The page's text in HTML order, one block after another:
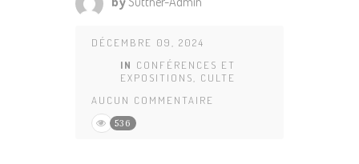
DÉCEMBRE 09, 2024
IN CONFÉRENCES ET
EXPOSITIONS
CULTE
AUCUN COMMENTAIRE
536